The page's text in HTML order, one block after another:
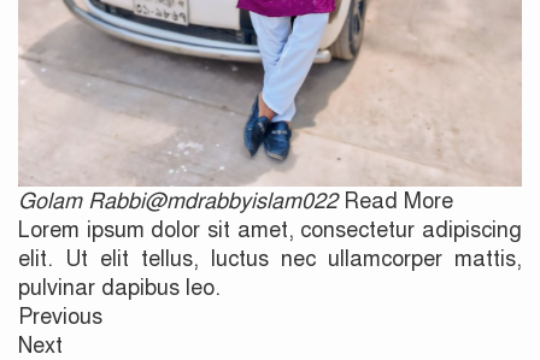
Golam Rabbi@mdrabbyislam022Read More
Lorem ipsum dolor sit amet, consectetur adipiscing
elit. Ut elit tellus, luctus nec ullamcorper mattis,
pulvinar dapibus leo.
Previous
Next